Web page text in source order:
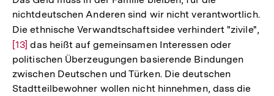
nichtdeutschen Anderen sind wir nicht verantwortlich.
Die ethnische Verwandtschaftsidee verhindert "zivile",
[13] das heißt auf gemeinsamen Interessen oder
politischen Überzeugungen basierende Bindungen
zwischen Deutschen und Türken. Die deutschen
Stadtteilbewohner wollen nicht hinnehmen, dass die